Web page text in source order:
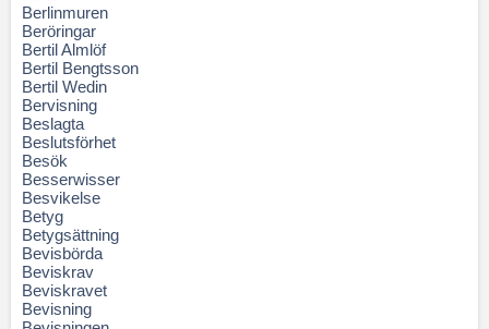
Berlinmuren
Beröringar
Bertil Almlöf
Bertil Bengtsson
Bertil Wedin
Bervisning
Beslagta
Beslutsförhet
Besök
Besserwisser
Besvikelse
Betyg
Betygsättning
Bevisbörda
Beviskrav
Beviskravet
Bevisning